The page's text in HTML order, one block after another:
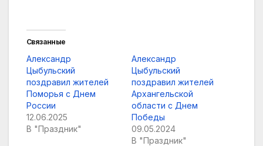
Связанные
Александр
Цыбульский
поздравил жителей
Поморья с Днем
России
12.06.2025
В "Праздник"
Александр
Цыбульский
поздравил жителей
Архангельской
области с Днем
Победы
09.05.2024
В "Праздник"